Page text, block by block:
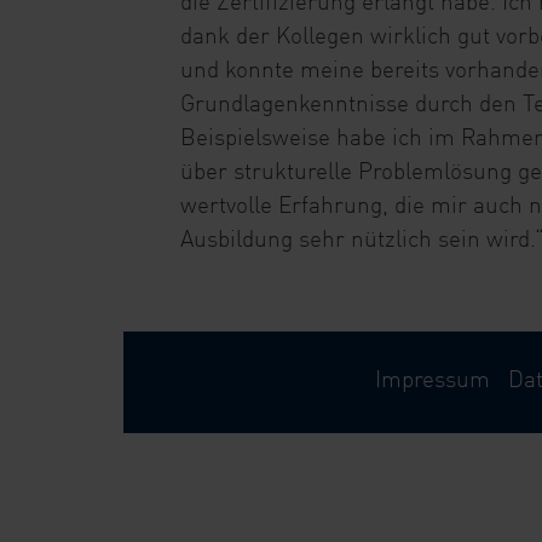
dank der Kollegen wirklich gut
und konnte meine bereits
Grundlagenkenntnisse durch den
Beispielsweise habe ich im
über strukturelle Problemlösung
wertvolle Erfahrung, die mir auch
Ausbildung sehr nützlich sein wird.“
Impressum